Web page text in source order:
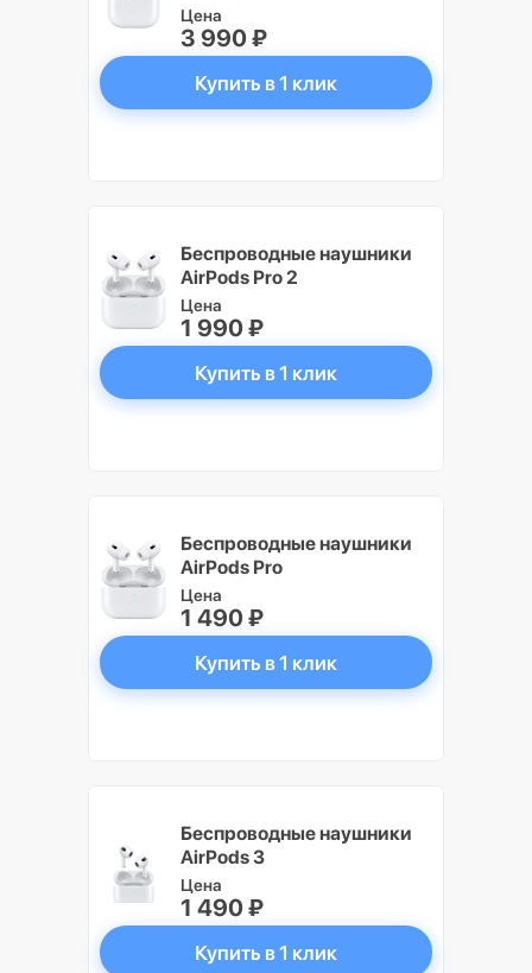
Цена
3 990 ₽
Купить в 1 клик
Беспроводные наушники
AirPods Pro 2
Цена
1 990 ₽
Купить в 1 клик
Беспроводные наушники
AirPods Pro
Цена
1 490 ₽
Купить в 1 клик
Беспроводные наушники
AirPods 3
Цена
1 490 ₽
Купить в 1 клик